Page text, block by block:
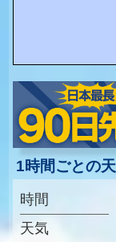
1時間ごとの
時間
天気